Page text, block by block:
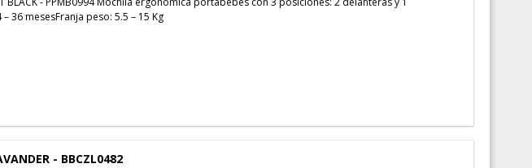
36 mesesFranja peso: 5.5 – 15 Kg
- BBCZL0482